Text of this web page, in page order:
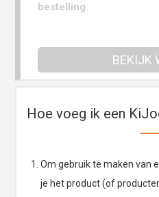
bestelling
BEKIJK
Hoe voeg ik een
Om gebruik te maken van
je het product (of